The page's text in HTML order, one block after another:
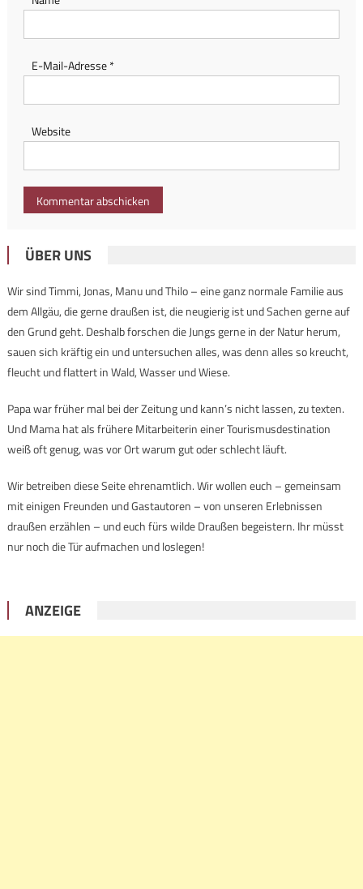
E-Mail-Adresse*
Website
ÜBER UNS
Wir sind Timmi, Jonas, Manu und Thilo – eine ganz normale Familie aus
dem Allgäu, die gerne draußen ist, die neugierig ist und Sachen gerne auf
den Grund geht. Deshalb forschen die Jungs gerne in der Natur herum,
sauen sich kräftig ein und untersuchen alles, was denn alles so kreucht,
fleucht und flattert in Wald, Wasser und Wiese.
Papa war früher mal bei der Zeitung und kann’s nicht lassen, zu texten.
Und Mama hat als frühere Mitarbeiterin einer Tourismusdestination
weiß oft genug, was vor Ort warum gut oder schlecht läuft.
Wir betreiben diese Seite ehrenamtlich. Wir wollen euch – gemeinsam
mit einigen Freunden und Gastautoren – von unseren Erlebnissen
draußen erzählen – und euch fürs wilde Draußen begeistern. Ihr müsst
nur noch die Tür aufmachen und loslegen!
ANZEIGE